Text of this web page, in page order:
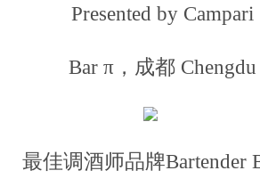
Presented by Campari
Bar π，成都 Chengdu
最佳调酒师品牌Bartender